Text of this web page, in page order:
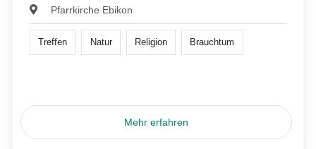
Pfarrkirche Ebikon
Treffen Natur Religion Brauchtum
Mehr erfahren